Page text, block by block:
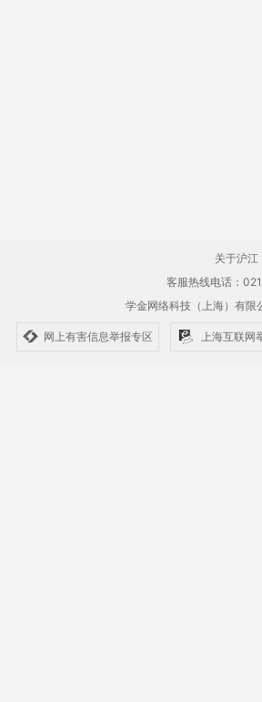
关于沪江
客服热线电话：
学金网络科技（上海）有
网上有害信息举报专区 上海互联网